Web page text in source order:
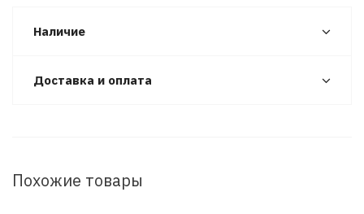
Наличие
Доставка и оплата
Похожие товары